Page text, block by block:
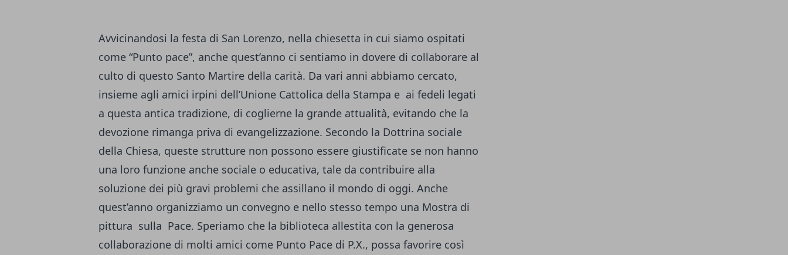
Avvicinandosi la festa di San Lorenzo, nella chiesetta in cui siamo ospitati
come “Punto pace”, anche quest’anno ci sentiamo in dovere di collaborare al
culto di questo Santo Martire della carità. Da vari anni abbiamo cercato,
insieme agli amici irpini dell’Unione Cattolica della Stampa e ai fedeli legati
a questa antica tradizione, di coglierne la grande attualità, evitando che la
devozione rimanga priva di evangelizzazione. Secondo la Dottrina sociale
della Chiesa, queste strutture non possono essere giustificate se non hanno
una loro funzione anche sociale o educativa, tale da contribuire alla
soluzione dei più gravi problemi che assillano il mondo di oggi. Anche
quest’anno organizziamo un convegno e nello stesso tempo una Mostra di
pittura sulla Pace. Speriamo che la biblioteca allestita con la generosa
collaborazione di molti amici come Punto Pace di P.X., possa favorire così